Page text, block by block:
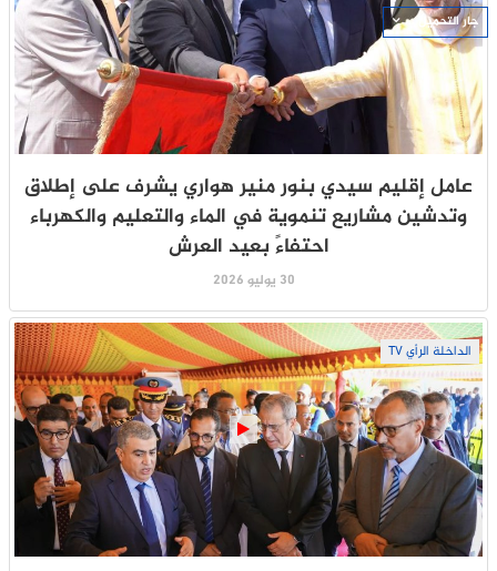
عامل إقليم سيدي بنور منير هواري يشرف على إطلاق
وتدشين مشاريع تنموية في الماء والتعليم والكهرباء
احتفاءً بعيد العرش
30 يوليو 2026
الداخلة الرأي TV
جار التحميل ...